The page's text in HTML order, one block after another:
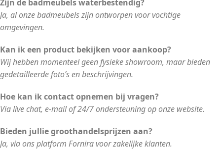
Zijn de badmeubels waterbestendig?
Ja, al onze badmeubels zijn ontworpen voor vochtige
omgevingen.
Kan ik een product bekijken voor aankoop?
Wij hebben momenteel geen fysieke showroom, maar bieden
gedetailleerde foto’s en beschrijvingen.
Hoe kan ik contact opnemen bij vragen?
Via live chat, e-mail of 24/7 ondersteuning op onze website.
Bieden jullie groothandelsprijzen aan?
Ja, via ons platform Fornira voor zakelijke klanten.